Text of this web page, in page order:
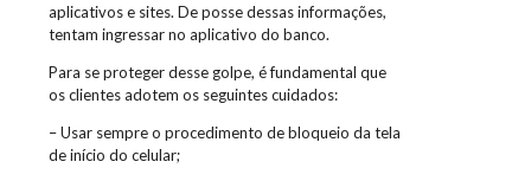
aplicativos e sites. De posse dessas informações,
tentam ingressar no aplicativo do banco.
Para se proteger desse golpe, é fundamental que
os clientes adotem os seguintes cuidados:
– Usar sempre o procedimento de bloqueio da tela
de início do celular;